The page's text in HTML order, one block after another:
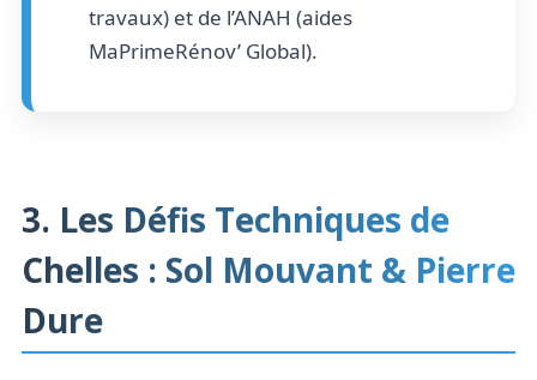
travaux) et de l’ANAH (aides
MaPrimeRénov’ Global).
3. Les Défis Techniques de
Chelles : Sol Mouvant & Pierre
Dure